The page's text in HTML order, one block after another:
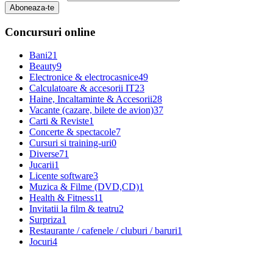
Aboneaza-te
Concursuri online
Bani21
Beauty9
Electronice & electrocasnice49
Calculatoare & accesorii IT23
Haine, Incaltaminte & Accesorii28
Vacante (cazare, bilete de avion)37
Carti & Reviste1
Concerte & spectacole7
Cursuri si training-uri0
Diverse71
Jucarii1
Licente software3
Muzica & Filme (DVD,CD)1
Health & Fitness11
Invitatii la film & teatru2
Surpriza1
Restaurante / cafenele / cluburi / baruri1
Jocuri4